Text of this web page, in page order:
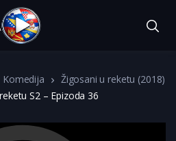
Komedija
Žigosani u reketu (2018)
S2 – Epizoda 36